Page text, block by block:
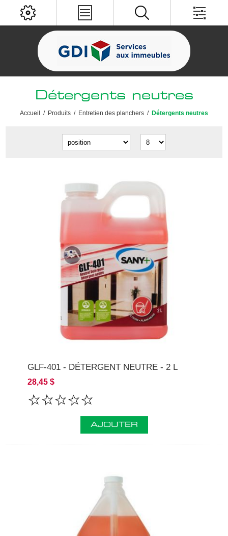
Détergents neutres
Accueil / Produits / Entretien des planchers / Détergents neutres
GLF-401 - DÉTERGENT NEUTRE - 2 L
28,45 $
AJOUTER